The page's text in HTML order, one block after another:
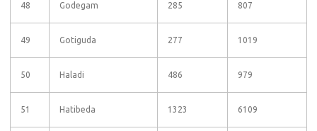
48 Godegam 285 807
49 Gotiguda 277 1019
50 Haladi 486 979
51 Hatibeda 1323 6109